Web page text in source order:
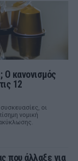
Ο κανονισμός
12
οι
νομική
που άλλαξε για